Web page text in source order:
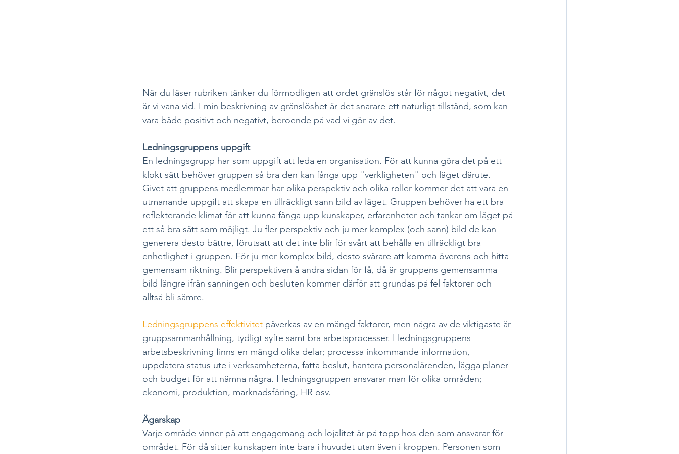
När du läser rubriken tänker du förmodligen att ordet gränslös står för något negativt, det
är vi vana vid. I min beskrivning av gränslöshet är det snarare ett naturligt tillstånd, som kan
vara både positivt och negativt, beroende på vad vi gör av det.
Ledningsgruppens uppgift
En ledningsgrupp har som uppgift att leda en organisation. För att kunna göra det på ett
klokt sätt behöver gruppen så bra den kan fånga upp "verkligheten" och läget därute.
Givet att gruppens medlemmar har olika perspektiv och olika roller kommer det att vara en
utmanande uppgift att skapa en tillräckligt sann bild av läget. Gruppen behöver ha ett bra
reflekterande klimat för att kunna fånga upp kunskaper, erfarenheter och tankar om läget på
ett så bra sätt som möjligt. Ju fler perspektiv och ju mer komplex (och sann) bild de kan
generera desto bättre, förutsatt att det inte blir för svårt att behålla en tillräckligt bra
enhetlighet i gruppen. För ju mer komplex bild, desto svårare att komma överens och hitta
gemensam riktning. Blir perspektiven å andra sidan för få, då är gruppens gemensamma
bild längre ifrån sanningen och besluten kommer därför att grundas på fel faktorer och
alltså bli sämre.
Ledningsgruppens effektivitet påverkas av en mängd faktorer, men några av de viktigaste är
gruppsammanhållning, tydligt syfte samt bra arbetsprocesser. I ledningsgruppens
arbetsbeskrivning finns en mängd olika delar; processa inkommande information,
uppdatera status ute i verksamheterna, fatta beslut, hantera personalärenden, lägga planer
och budget för att nämna några. I ledningsgruppen ansvarar man för olika områden;
ekonomi, produktion, marknadsföring, HR osv.
Ägarskap
Varje område vinner på att engagemang och lojalitet är på topp hos den som ansvarar för
området. För då sitter kunskapen inte bara i huvudet utan även i kroppen. Personen som